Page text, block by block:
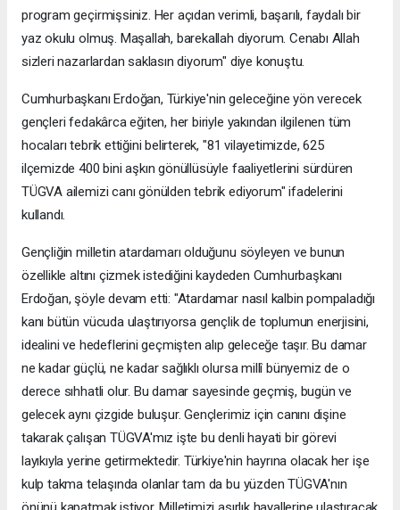
program geçirmişsiniz. Her açıdan verimli, başarılı, faydalı bir
yaz okulu olmuş. Maşallah, barekallah diyorum. Cenabı Allah
sizleri nazarlardan saklasın diyorum" diye konuştu.
Cumhurbaşkanı Erdoğan, Türkiye'nin geleceğine yön verecek
gençleri fedakârca eğiten, her biriyle yakından ilgilenen tüm
hocaları tebrik ettiğini belirterek, "81 vilayetimizde, 625
ilçemizde 400 bini aşkın gönüllüsüyle faaliyetlerini sürdüren
TÜGVA ailemizi canı gönülden tebrik ediyorum" ifadelerini
kullandı.
Gençliğin milletin atardamarı olduğunu söyleyen ve bunun
özellikle altını çizmek istediğini kaydeden Cumhurbaşkanı
Erdoğan, şöyle devam etti: "Atardamar nasıl kalbin pompaladığı
kanı bütün vücuda ulaştırıyorsa gençlik de toplumun enerjisini,
idealini ve hedeflerini geçmişten alıp geleceğe taşır. Bu damar
ne kadar güçlü, ne kadar sağlıklı olursa millî bünyemiz de o
derece sıhhatli olur. Bu damar sayesinde geçmiş, bugün ve
gelecek aynı çizgide buluşur. Gençlerimiz için canını dişine
takarak çalışan TÜGVA'mız işte bu denli hayati bir görevi
layıkıyla yerine getirmektedir. Türkiye'nin hayrına olacak her işe
kulp takma telaşında olanlar tam da bu yüzden TÜGVA'nın